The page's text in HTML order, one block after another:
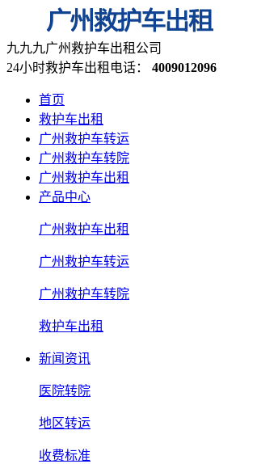
九九九广州救护车出租公司
24小时救护车出租电话：
4009012096
首页
救护车出租
广州救护车转运
广州救护车转院
广州救护车出租
产品中心
广州救护车出租
广州救护车转运
广州救护车转院
救护车出租
新闻资讯
医院转院
地区转运
收费标准